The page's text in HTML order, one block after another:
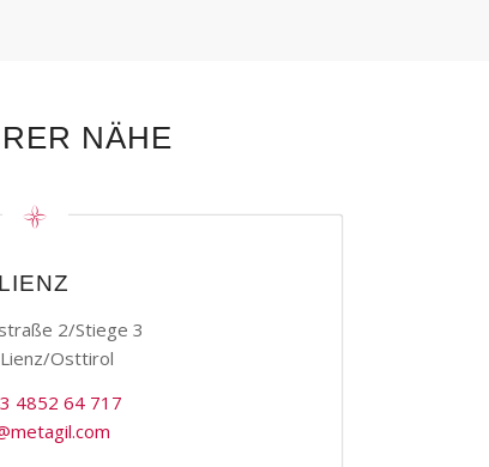
NÄHE
LIENZ
2/Stiege 3
Osttirol
4852 64 717